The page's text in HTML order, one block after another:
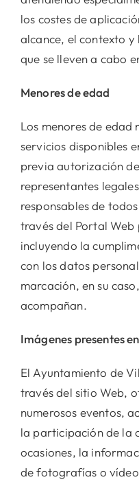
los costes de
alcance, el contexto
que se lleven a cabo
Menores de edad
Los menores de edad
servicios disponibles
previa autorización
representantes
responsables de
través del Portal Web
incluyendo la
con los datos
marcación, en su
acompañan.
Imágenes presentes
El Ayuntamiento de
través del sitio Web,
numerosos eventos,
la participación de la
ocasiones, la
de fotografías o